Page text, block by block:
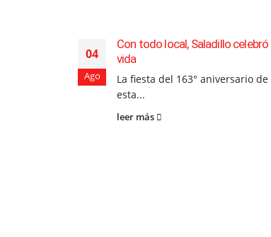
04
Ago
Con todo local, Saladillo
vida
La fiesta del 163° aniversario
esta...
leer más